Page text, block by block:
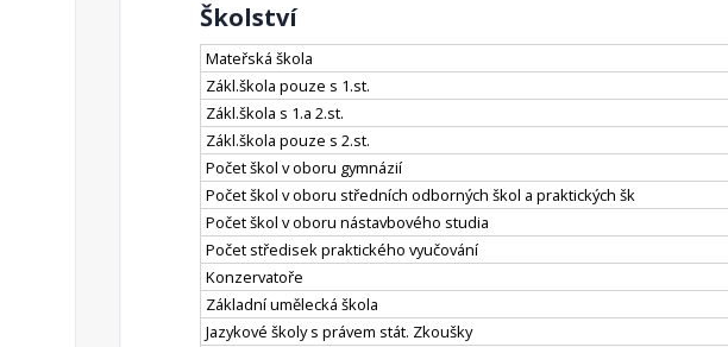
Školství
Mateřská škola
Zákl.škola pouze s 1.st.
Zákl.škola s 1.a 2.st.
Zákl.škola pouze s 2.st.
Počet škol v oboru gymnázií
Počet škol v oboru středních odborných škol a praktických šk
Počet škol v oboru nástavbového studia
Počet středisek praktického vyučování
Konzervatoře
Základní umělecká škola
Jazykové školy s právem stát. Zkoušky